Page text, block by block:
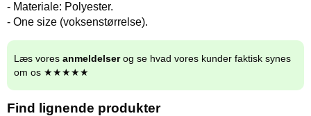
- Materiale: Polyester.
- One size (voksenstørrelse).
Læs vores anmeldelserog se hvad vores kunder faktisk synes
om os ★★★★★
Find lignende produkter